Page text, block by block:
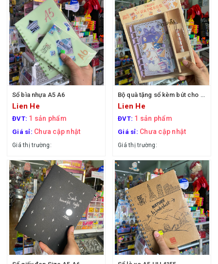
Sổ bìa nhựa A5 A6
Lien He
ĐVT: 1 sản phẩm
Giá sỉ: Chưa cập nhật
Giá thị trường:
Bộ quà tặng sổ kèm bút cho bạn
Lien He
ĐVT: 1 sản phẩm
Giá sỉ: Chưa cập nhật
Giá thị trường: